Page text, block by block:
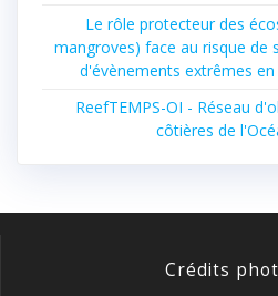
Le rôle protecteur des
mangroves) face au risque de
d'évènements extrêmes
ReefTEMPS-OI - Réseau
côtières de
Crédits